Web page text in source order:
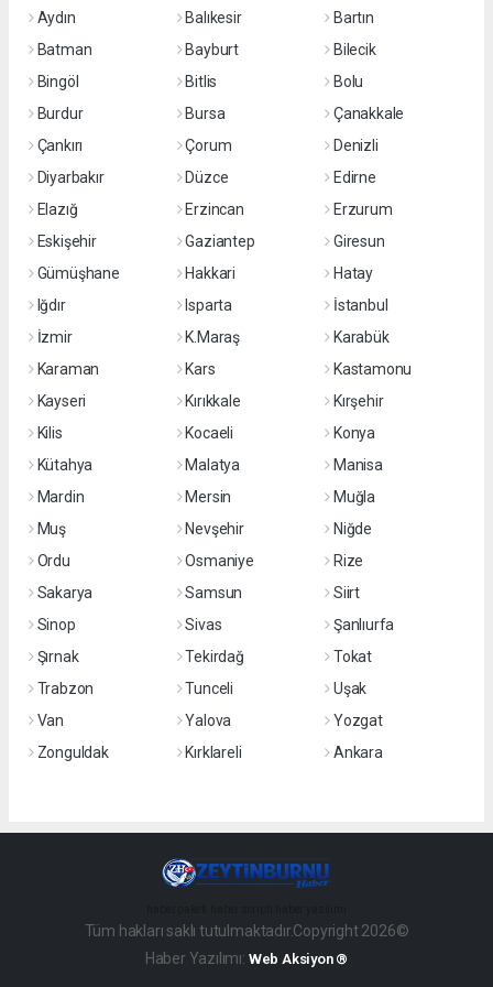
Aydın
Balıkesir
Bartın
Batman
Bayburt
Bilecik
Bingöl
Bitlis
Bolu
Burdur
Bursa
Çanakkale
Çankırı
Çorum
Denizli
Diyarbakır
Düzce
Edirne
Elazığ
Erzincan
Erzurum
Eskişehir
Gaziantep
Giresun
Gümüşhane
Hakkari
Hatay
Iğdır
Isparta
İstanbul
İzmir
K.Maraş
Karabük
Karaman
Kars
Kastamonu
Kayseri
Kırıkkale
Kırşehir
Kilis
Kocaeli
Konya
Kütahya
Malatya
Manisa
Mardin
Mersin
Muğla
Muş
Nevşehir
Niğde
Ordu
Osmaniye
Rize
Sakarya
Samsun
Siirt
Sinop
Sivas
Şanlıurfa
Şırnak
Tekirdağ
Tokat
Trabzon
Tunceli
Uşak
Van
Yalova
Yozgat
Zonguldak
Kırklareli Ankara
Tüm hakları saklı tutulmaktadır.Copyright 2026©
Haber Yazılımı: Web Aksiyon ®